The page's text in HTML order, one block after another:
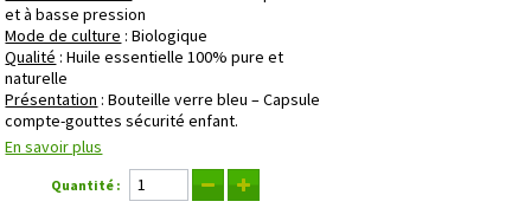
et à basse pression
Mode de culture : Biologique
Qualité : Huile essentielle 100% pure et
naturelle
Présentation : Bouteille verre bleu – Capsule
compte-gouttes sécurité enfant.
En savoir plus
Quantité :